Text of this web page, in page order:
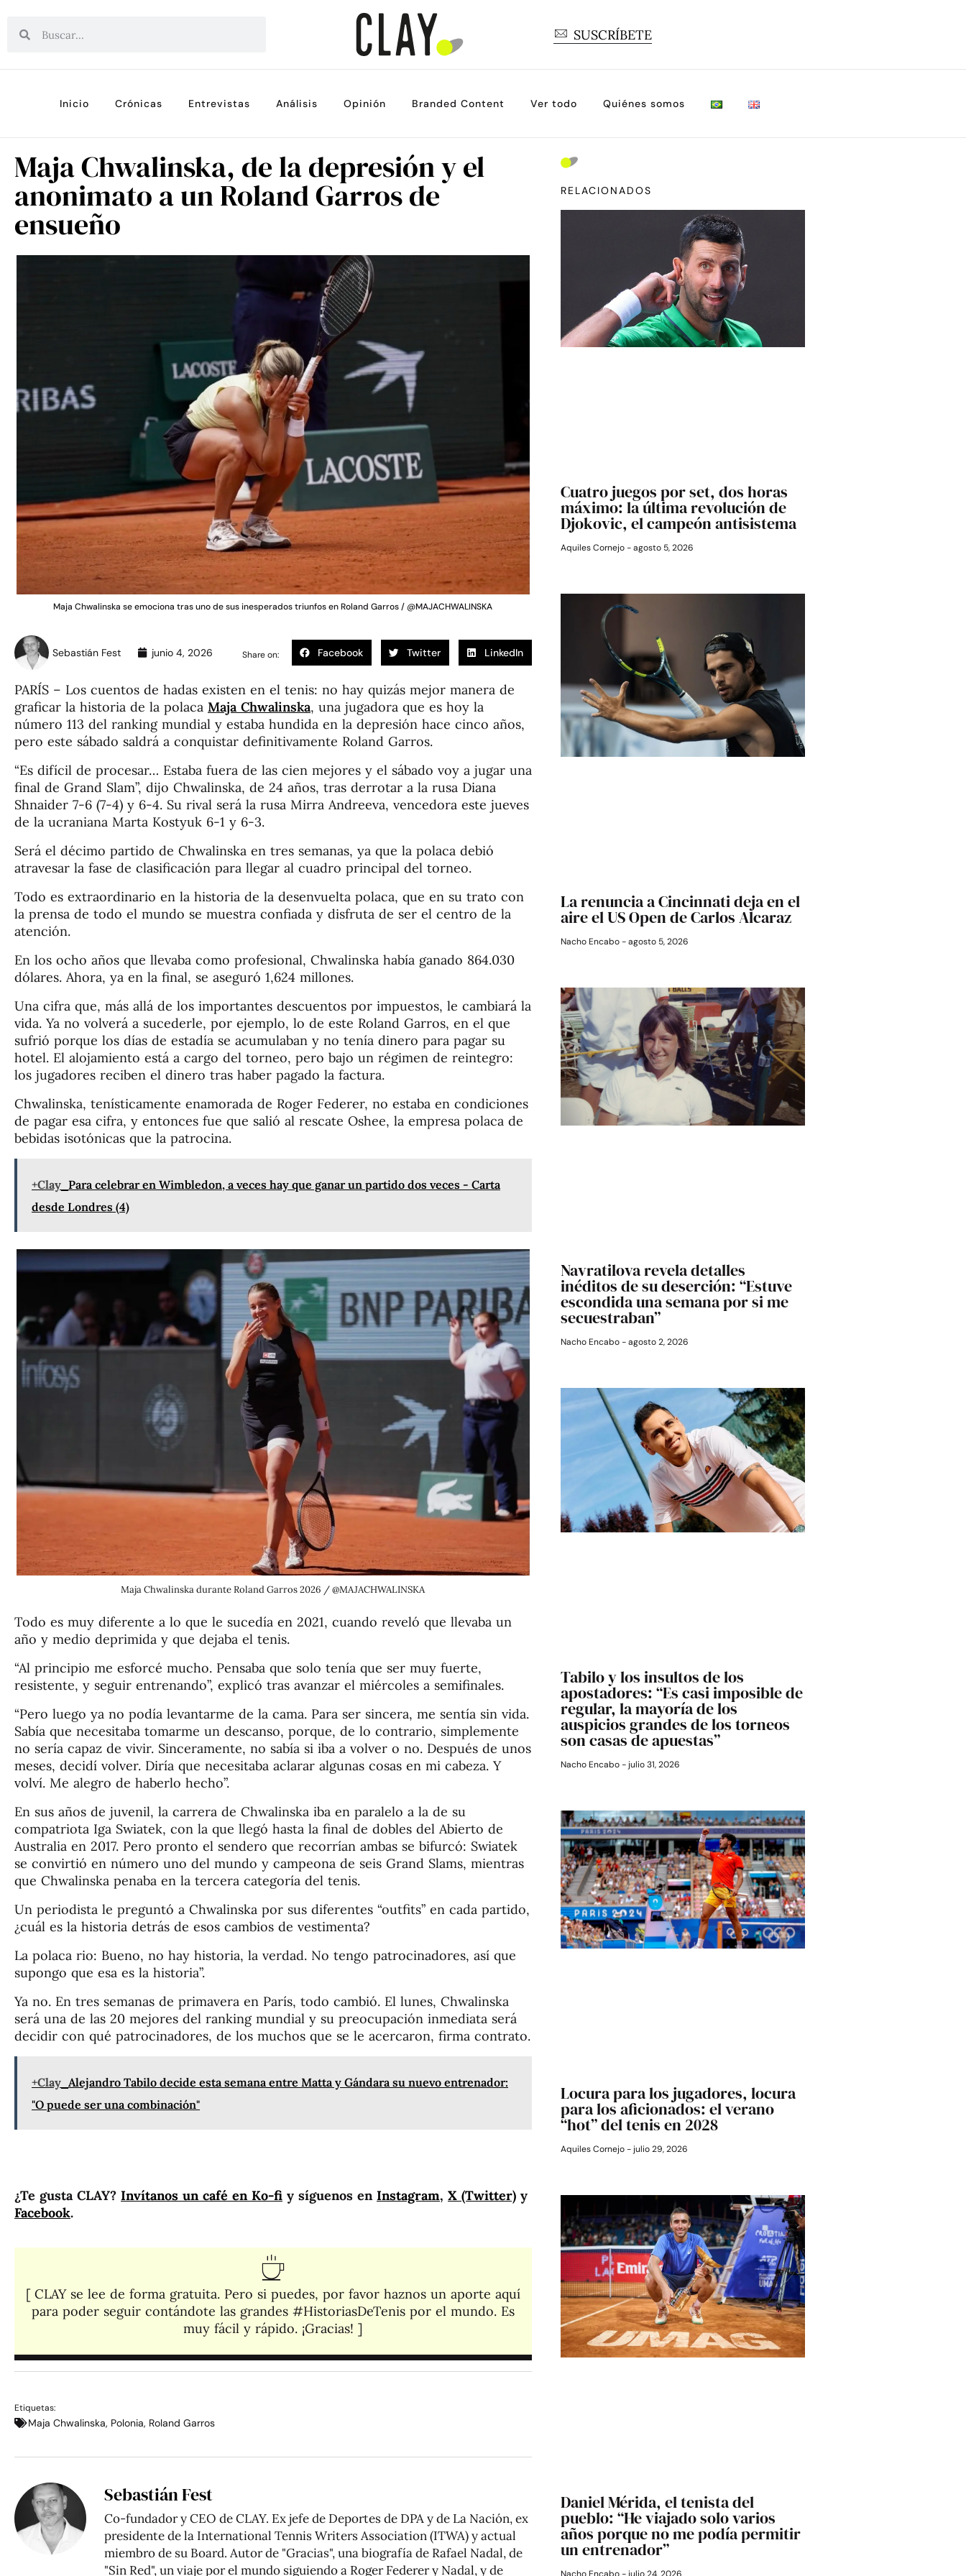
SUSCRÍBETE
Inicio Crónicas Entrevistas Análisis Opinión Branded Content Ver todo Quiénes somos
Maja Chwalinska, de la depresión y el
anonimato a un Roland Garros de
ensueño
Maja Chwalinska se emociona tras uno de sus inesperados triunfos en Roland Garros / @MAJACHWALINSKA
Sebastián Fest junio 4, 2026 Share on: Facebook Twitter LinkedIn
PARÍS – Los cuentos de hadas existen en el tenis: no hay quizás mejor manera de
graficar la historia de la polaca Maja Chwalinska, una jugadora que es hoy la
número 113 del ranking mundial y estaba hundida en la depresión hace cinco años,
pero este sábado saldrá a conquistar definitivamente Roland Garros.
“Es difícil de procesar… Estaba fuera de las cien mejores y el sábado voy a jugar una
final de Grand Slam”, dijo Chwalinska, de 24 años, tras derrotar a la rusa Diana
Shnaider 7-6 (7-4) y 6-4. Su rival será la rusa Mirra Andreeva, vencedora este jueves
de la ucraniana Marta Kostyuk 6-1 y 6-3.
Será el décimo partido de Chwalinska en tres semanas, ya que la polaca debió
atravesar la fase de clasificación para llegar al cuadro principal del torneo.
Todo es extraordinario en la historia de la desenvuelta polaca, que en su trato con
la prensa de todo el mundo se muestra confiada y disfruta de ser el centro de la
atención.
En los ocho años que llevaba como profesional, Chwalinska había ganado 864.030
dólares. Ahora, ya en la final, se aseguró 1,624 millones.
Una cifra que, más allá de los importantes descuentos por impuestos, le cambiará la
vida. Ya no volverá a sucederle, por ejemplo, lo de este Roland Garros, en el que
sufrió porque los días de estadía se acumulaban y no tenía dinero para pagar su
hotel. El alojamiento está a cargo del torneo, pero bajo un régimen de reintegro:
los jugadores reciben el dinero tras haber pagado la factura.
Chwalinska, tenísticamente enamorada de Roger Federer, no estaba en condiciones
de pagar esa cifra, y entonces fue que salió al rescate Oshee, la empresa polaca de
bebidas isotónicas que la patrocina.
+Clay Para celebrar en Wimbledon, a veces hay que ganar un partido dos veces - Carta
desde Londres (4)
Maja Chwalinska durante Roland Garros 2026 / @MAJACHWALINSKA
Todo es muy diferente a lo que le sucedía en 2021, cuando reveló que llevaba un
año y medio deprimida y que dejaba el tenis.
“Al principio me esforcé mucho. Pensaba que solo tenía que ser muy fuerte,
resistente, y seguir entrenando”, explicó tras avanzar el miércoles a semifinales.
“Pero luego ya no podía levantarme de la cama. Para ser sincera, me sentía sin vida.
Sabía que necesitaba tomarme un descanso, porque, de lo contrario, simplemente
no sería capaz de vivir. Sinceramente, no sabía si iba a volver o no. Después de unos
meses, decidí volver. Diría que necesitaba aclarar algunas cosas en mi cabeza. Y
volví. Me alegro de haberlo hecho”.
En sus años de juvenil, la carrera de Chwalinska iba en paralelo a la de su
compatriota Iga Swiatek, con la que llegó hasta la final de dobles del Abierto de
Australia en 2017. Pero pronto el sendero que recorrían ambas se bifurcó: Swiatek
se convirtió en número uno del mundo y campeona de seis Grand Slams, mientras
que Chwalinska penaba en la tercera categoría del tenis.
Un periodista le preguntó a Chwalinska por sus diferentes “outfits” en cada partido,
¿cuál es la historia detrás de esos cambios de vestimenta?
La polaca rio: Bueno, no hay historia, la verdad. No tengo patrocinadores, así que
supongo que esa es la historia”.
Ya no. En tres semanas de primavera en París, todo cambió. El lunes, Chwalinska
será una de las 20 mejores del ranking mundial y su preocupación inmediata será
decidir con qué patrocinadores, de los muchos que se le acercaron, firma contrato.
+Clay Alejandro Tabilo decide esta semana entre Matta y Gándara su nuevo entrenador:
"O puede ser una combinación"
¿Te gusta CLAY? Invítanos un café en Ko-fi y síguenos en Instagram, X (Twitter) y
Facebook.
[ CLAY se lee de forma gratuita. Pero si puedes, por favor haznos un aporte aquí
para poder seguir contándote las grandes #HistoriasDeTenis por el mundo. Es
muy fácil y rápido. ¡Gracias! ]​
Etiquetas:
Maja Chwalinska, Polonia, Roland Garros
Sebastián Fest
Co-fundador y CEO de CLAY. Ex jefe de Deportes de DPA y de La Nación, ex
presidente de la International Tennis Writers Association (ITWA) y actual
miembro de su Board. Autor de "Gracias", una biografía de Rafael Nadal, de
"Sin Red", un viaje por el mundo siguiendo a Roger Federer y Nadal, y de
RELACIONADOS
Cuatro juegos por set, dos horas
máximo: la última revolución de
Djokovic, el campeón antisistema
Aquiles Cornejo agosto 5, 2026
La renuncia a Cincinnati deja en el
aire el US Open de Carlos Alcaraz
Nacho Encabo agosto 5, 2026
Navratilova revela detalles
inéditos de su deserción: “Estuve
escondida una semana por si me
secuestraban”
Nacho Encabo agosto 2, 2026
Tabilo y los insultos de los
apostadores: “Es casi imposible de
regular, la mayoría de los
auspicios grandes de los torneos
son casas de apuestas”
Nacho Encabo julio 31, 2026
Locura para los jugadores, locura
para los aficionados: el verano
“hot” del tenis en 2028
Aquiles Cornejo julio 29, 2026
Daniel Mérida, el tenista del
pueblo: “He viajado solo varios
años porque no me podía permitir
un entrenador”